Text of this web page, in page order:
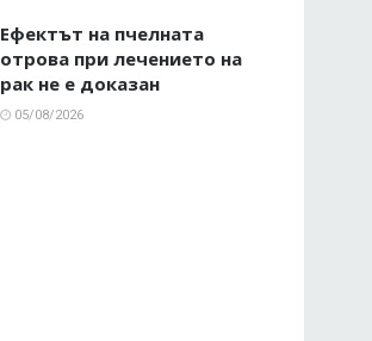
Ефектът на пчелната
отрова при лечението на
рак не е доказан
05/08/2026